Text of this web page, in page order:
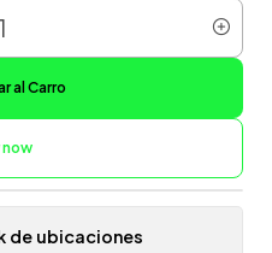
al Carro
now
de ubicaciones